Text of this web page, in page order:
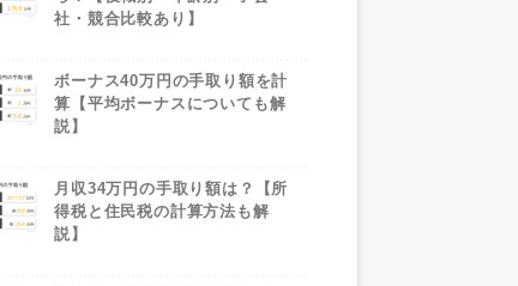
社・競合比較あり】
ボーナス40万円の手取り額を計
算【平均ボーナスについても解
説】
月収34万円の手取り額は？【所
得税と住民税の計算方法も解
説】